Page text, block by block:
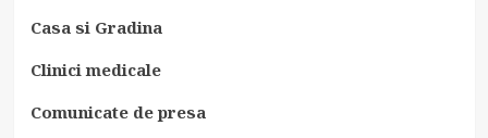
Casa si Gradina
Clinici medicale
Comunicate de presa